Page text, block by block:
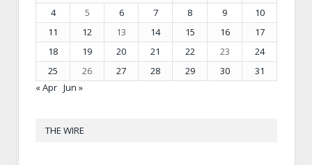
4
5 6 7 8 9
10
11
12 13 14 15 16
17
18
19 20 21 22 23
24
25
26 27 28 29 30
31
« Apr Jun »
THE WIRE